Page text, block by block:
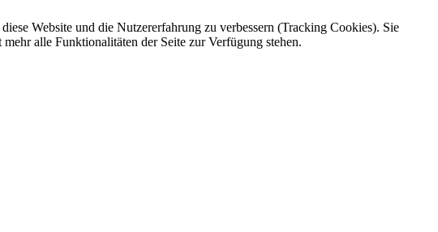
Website und die Nutzererfahrung zu verbessern (Tracking Cookies). Sie
alle Funktionalitäten der Seite zur Verfügung stehen.